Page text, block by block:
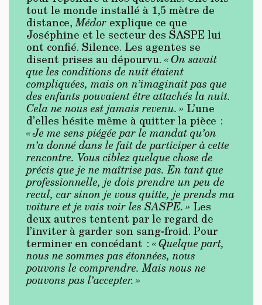
tout le monde installé à 1,5 mètre de
distance,Médor explique ce que
Joséphine et le secteur des SASPE lui
ont confié. Silence. Les agentes se
disent prises au dépourvu. « On savait
que les conditions de nuit étaient
compliquées, mais on n’imaginait pas que
des enfants pouvaient être attachés la nuit.
Cela ne nous est jamais revenu. » L’une
d’elles hésite même à quitter la pièce :
« Je me sens piégée par le mandat qu’on
m’a donné dans le fait de participer à cette
rencontre. Vous ciblez quelque chose de
précis que je ne maîtrise pas. En tant que
professionnelle, je dois prendre un peu de
recul, car sinon je vous quitte, je prends ma
voiture et je vais voir les SASPE. » Les
deux autres tentent par le regard de
l’inviter à garder son sang-froid. Pour
terminer en concédant : « Quelque part,
nous ne sommes pas étonnées, nous
pouvons le comprendre. Mais nous ne
pouvons pas l’accepter. »